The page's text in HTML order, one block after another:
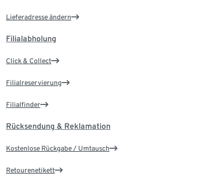
Lieferadresse ändern
Filialabholung
Click & Collect
Filialreservierung
Filialfinder
Rücksendung & Reklamation
Kostenlose Rückgabe / Umtausch
Retourenetikett